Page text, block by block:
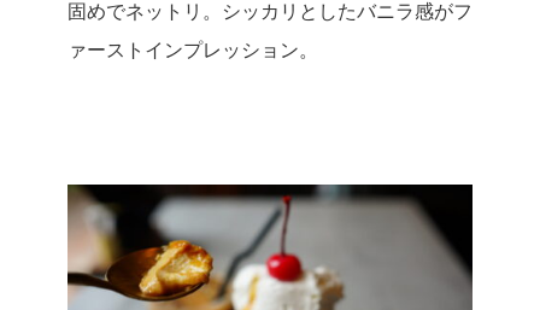
固めでネットリ。
シッカリとしたバニラ感がフ
ァーストインプレッション。